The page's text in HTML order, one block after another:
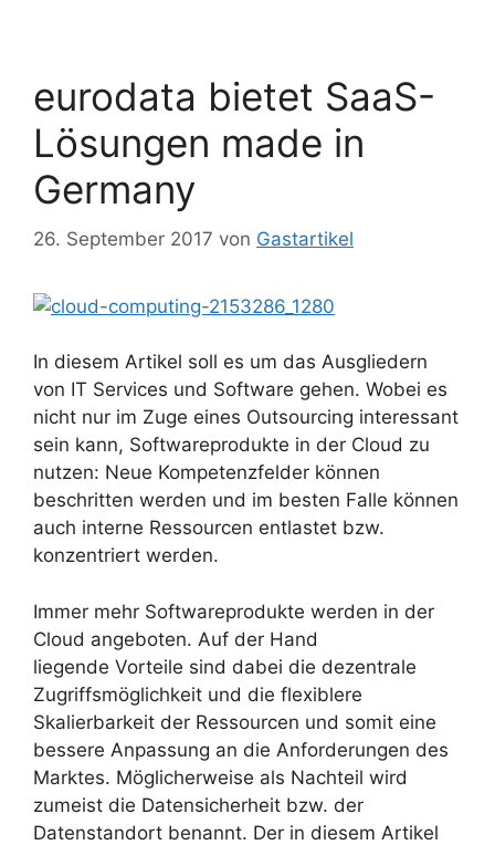
eurodata bietet SaaS-
Lösungen made in
Germany
26. September 2017 von Gastartikel
In diesem Artikel soll es um das Ausgliedern
von IT Services und Software gehen. Wobei es
nicht nur im Zuge eines Outsourcing interessant
sein kann, Softwareprodukte in der Cloud zu
nutzen: Neue Kompetenzfelder können
beschritten werden und im besten Falle können
auch interne Ressourcen entlastet bzw.
konzentriert werden.
Immer mehr Softwareprodukte werden in der
Cloud angeboten. Auf der Hand
liegende Vorteile sind dabei die dezentrale
Zugriffsmöglichkeit und die flexiblere
Skalierbarkeit der Ressourcen und somit eine
bessere Anpassung an die Anforderungen des
Marktes. Möglicherweise als Nachteil wird
zumeist die Datensicherheit bzw. der
Datenstandort benannt. Der in diesem Artikel